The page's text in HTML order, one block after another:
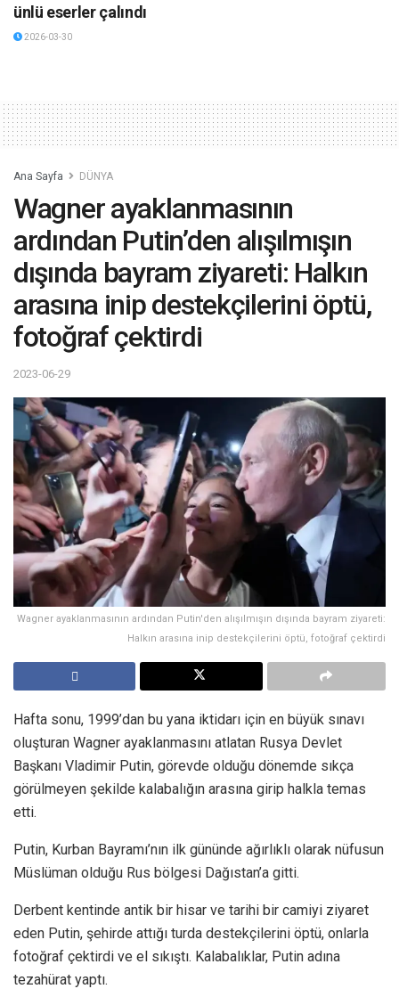
ünlü eserler çalındı
2026-03-30
Ana Sayfa DÜNYA
Wagner ayaklanmasının
ardından Putin’den alışılmışın
dışında bayram ziyareti: Halkın
arasına inip destekçilerini öptü,
fotoğraf çektirdi
2023-06-29
Wagner ayaklanmasının ardından Putin'den alışılmışın dışında bayram ziyareti:
Halkın arasına inip destekçilerini öptü, fotoğraf çektirdi
Hafta sonu, 1999’dan bu yana iktidarı için en büyük sınavı
oluşturan Wagner ayaklanmasını atlatan Rusya Devlet
Başkanı Vladimir Putin, görevde olduğu dönemde sıkça
görülmeyen şekilde kalabalığın arasına girip halkla temas
etti.
Putin, Kurban Bayramı’nın ilk gününde ağırlıklı olarak nüfusun
Müslüman olduğu Rus bölgesi Dağıstan’a gitti.
Derbent kentinde antik bir hisar ve tarihi bir camiyi ziyaret
eden Putin, şehirde attığı turda destekçilerini öptü, onlarla
fotoğraf çektirdi ve el sıkıştı. Kalabalıklar, Putin adına
tezahürat yaptı.